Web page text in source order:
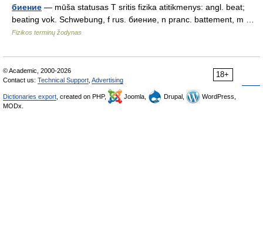
биение — mūša statusas T sritis fizika atitikmenys: angl. beat;
beating vok. Schwebung, f rus. биение, n pranc. battement, m …
Fizikos terminų žodynas
18+
© Academic, 2000-2026
Contact us: Technical Support Advertising
Dictionaries export , created on PHP, Joomla, Drupal,
WordPress,
MODx.